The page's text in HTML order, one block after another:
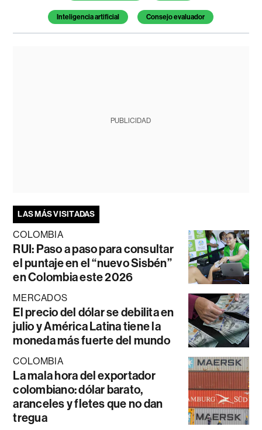
Inteligencia artificial Consejo evaluador
PUBLICIDAD
LAS MÁS VISITADAS
COLOMBIA
RUI: Paso a paso para consultar
el puntaje en el “nuevo Sisbén”
en Colombia este 2026
MERCADOS
El precio del dólar se debilita en
julio y América Latina tiene la
moneda más fuerte del mundo
COLOMBIA
La mala hora del exportador
colombiano: dólar barato,
aranceles y fletes que no dan
tregua